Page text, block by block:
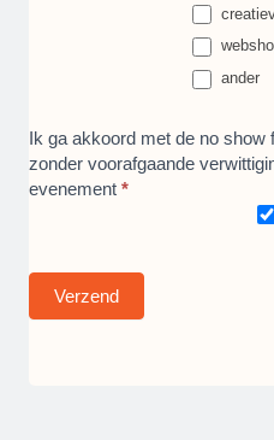
ander
Ik ga akkoord met de no show
zonder voorafgaande
evenement *
Verzend